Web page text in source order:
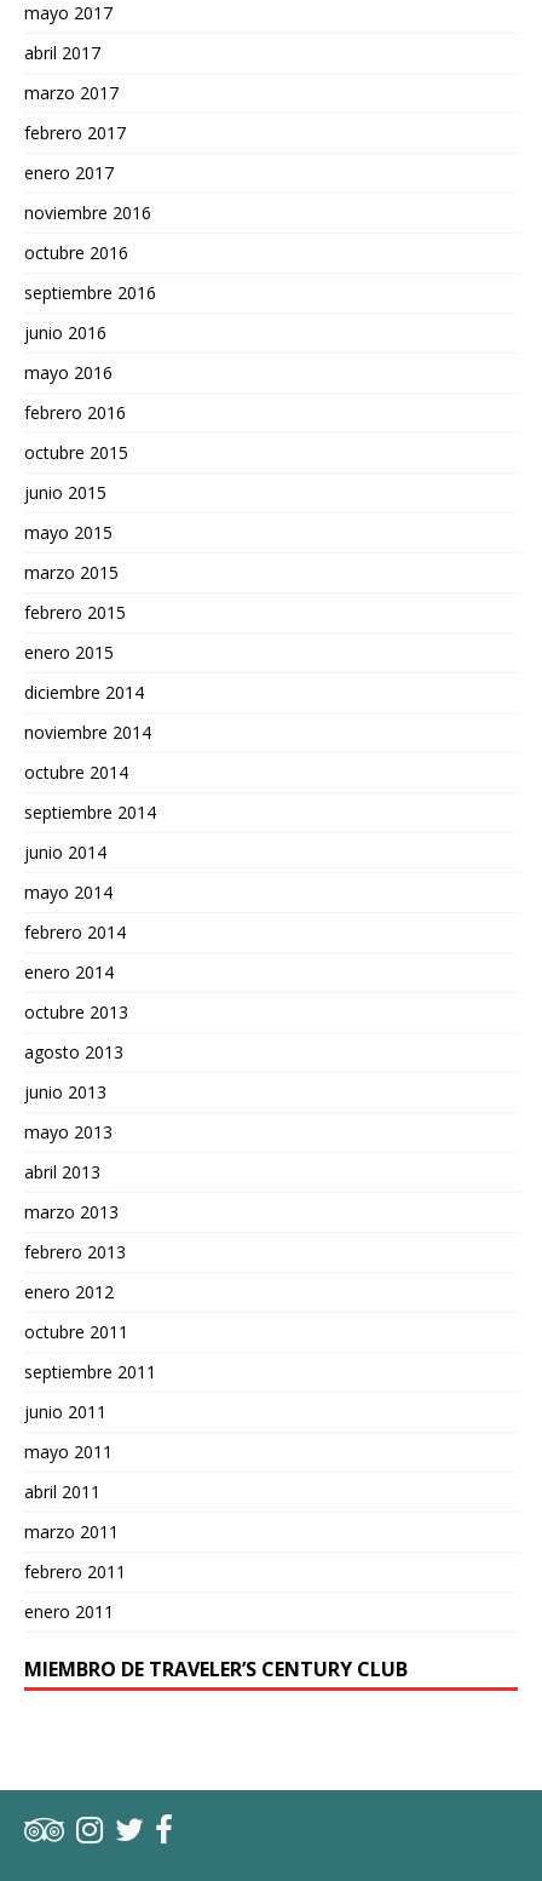
mayo 2017
abril 2017
marzo 2017
febrero 2017
enero 2017
noviembre 2016
octubre 2016
septiembre 2016
junio 2016
mayo 2016
febrero 2016
octubre 2015
junio 2015
mayo 2015
marzo 2015
febrero 2015
enero 2015
diciembre 2014
noviembre 2014
octubre 2014
septiembre 2014
junio 2014
mayo 2014
febrero 2014
enero 2014
octubre 2013
agosto 2013
junio 2013
mayo 2013
abril 2013
marzo 2013
febrero 2013
enero 2012
octubre 2011
septiembre 2011
junio 2011
mayo 2011
abril 2011
marzo 2011
febrero 2011
enero 2011
MIEMBRO DE TRAVELER’S CENTURY CLUB